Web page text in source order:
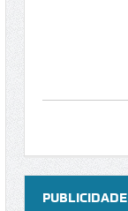
PUBLICIDADE